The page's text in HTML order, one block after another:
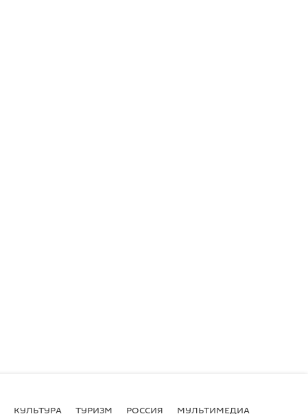
КУЛЬТУРА ТУРИЗМ РОССИЯ МУЛЬТИМЕДИА